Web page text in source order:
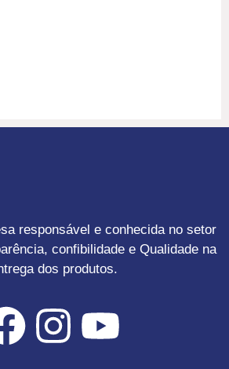
responsável e conhecida no setor
confibilidade e Qualidade na
dos produtos.